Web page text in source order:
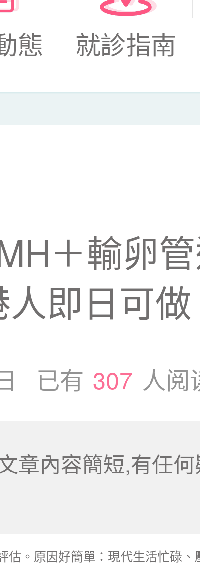
態 就診指南
＋輸卵
即日可做
已有 307 人阅
章內容簡短,有任
。原因好簡單：現代生活忙碌